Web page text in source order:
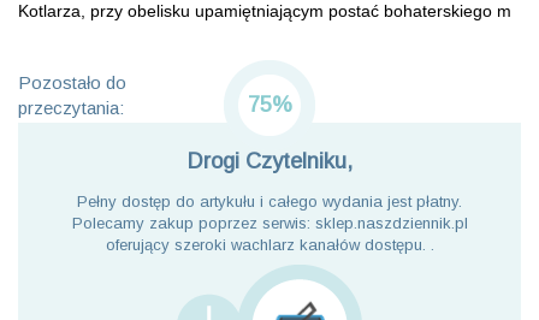
Kotlarza, przy obelisku upamiętniającym postać bohaterskiego m
Pozostało do
przeczytania:
75%
Drogi Czytelniku,
Pełny dostęp do artykułu i całego wydania jest płatny.
Polecamy zakup poprzez serwis: sklep.naszdziennik.pl
oferujący szeroki wachlarz kanałów dostępu. .